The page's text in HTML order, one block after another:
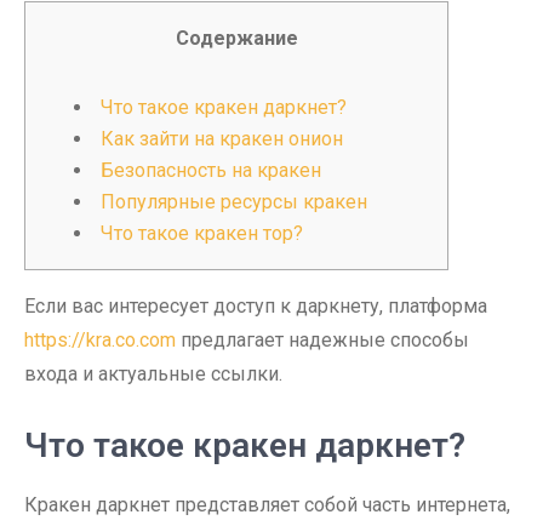
Содержание
Что такое кракен даркнет?
Как зайти на кракен онион
Безопасность на кракен
Популярные ресурсы кракен
Что такое кракен тор?
Если вас интересует доступ к даркнету, платформа
https://kra.co.com предлагает надежные способы
входа и актуальные ссылки.
Что такое кракен даркнет?
Кракен даркнет представляет собой часть интернета,